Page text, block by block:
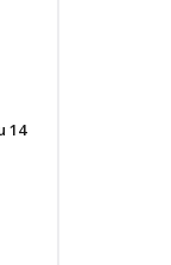
14